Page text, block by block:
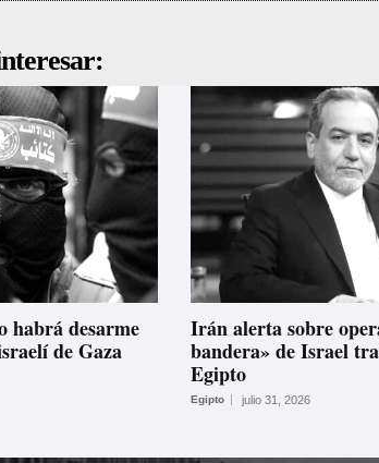
habrá desarme
de Gaza
Irán alerta sobre
bandera» de Israel
Egipto
Egipto julio 31, 2026